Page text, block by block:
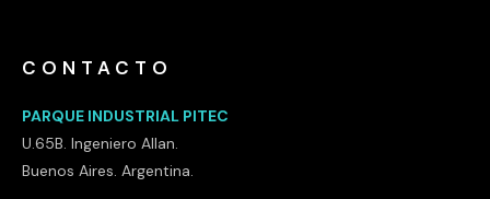
CONTACTO
PARQUE INDUSTRIAL PITEC
U.65B. Ingeniero Allan.
Buenos Aires. Argentina.